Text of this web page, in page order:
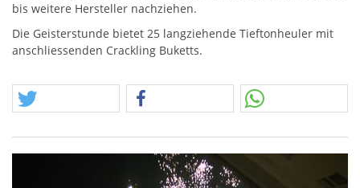
bis weitere Hersteller nachziehen.
Die Geisterstunde bietet 25 langziehende Tieftonheuler mit
anschliessenden Crackling Buketts.